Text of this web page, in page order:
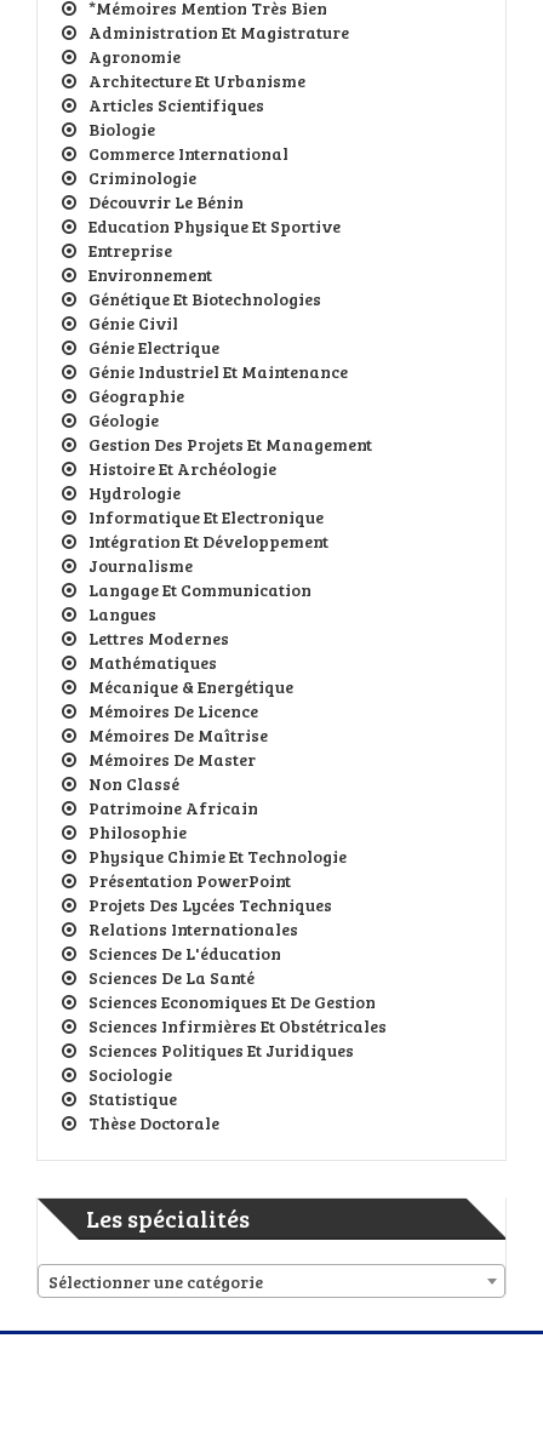
*Mémoires Mention Très Bien
Administration Et Magistrature
Agronomie
Architecture Et Urbanisme
Articles Scientifiques
Biologie
Commerce International
Criminologie
Découvrir Le Bénin
Education Physique Et Sportive
Entreprise
Environnement
Génétique Et Biotechnologies
Génie Civil
Génie Electrique
Génie Industriel Et Maintenance
Géographie
Géologie
Gestion Des Projets Et Management
Histoire Et Archéologie
Hydrologie
Informatique Et Electronique
Intégration Et Développement
Journalisme
Langage Et Communication
Langues
Lettres Modernes
Mathématiques
Mécanique & Energétique
Mémoires De Licence
Mémoires De Maîtrise
Mémoires De Master
Non Classé
Patrimoine Africain
Philosophie
Physique Chimie Et Technologie
Présentation PowerPoint
Projets Des Lycées Techniques
Relations Internationales
Sciences De L'éducation
Sciences De La Santé
Sciences Economiques Et De Gestion
Sciences Infirmières Et Obstétricales
Sciences Politiques Et Juridiques
Sociologie
Statistique
Thèse Doctorale
Les spécialités
Sélectionner une catégorie